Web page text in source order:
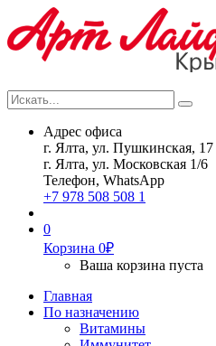
Search
Адрес офиса
г. Ялта, ул. Пушкинская, 17
г. Ялта, ул. Московская 1/6
Телефон, WhatsApp
+7 978 508 508 1
0
Корзина 0₽
Ваша корзина пуста
Главная
По назначению
Витамины